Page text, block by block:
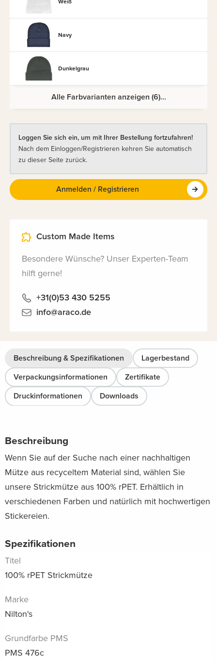
Navy
Dunkelgrau
Alle Farbvarianten anzeigen (6)...
Loggen Sie sich ein, um mit Ihrer Bestellung fortzufahren!
Nach dem Einloggen/Registrieren kehren Sie automatisch
zu dieser Seite zurück.
Anmelden / Registrieren
Custom Made Items
Besondere Wünsche? Unser Experten-Team
hilft gerne!
+31(0)53 430 5255
info@araco.de
Beschreibung & Spezifikationen
Lagerbestand
Verpackungsinformationen
Zertifikate
Druckinformationen
Downloads
Beschreibung
Wenn Sie auf der Suche nach einer nachhaltigen
Mütze aus recyceltem Material sind, wählen Sie
unsere Strickmütze aus 100% rPET. Erhältlich in
verschiedenen Farben und natürlich mit hochwertigen
Stickereien.
Spezifikationen
Titel
100% rPET Strickmütze
Marke
Nilton's
Grundfarbe PMS
PMS 476c